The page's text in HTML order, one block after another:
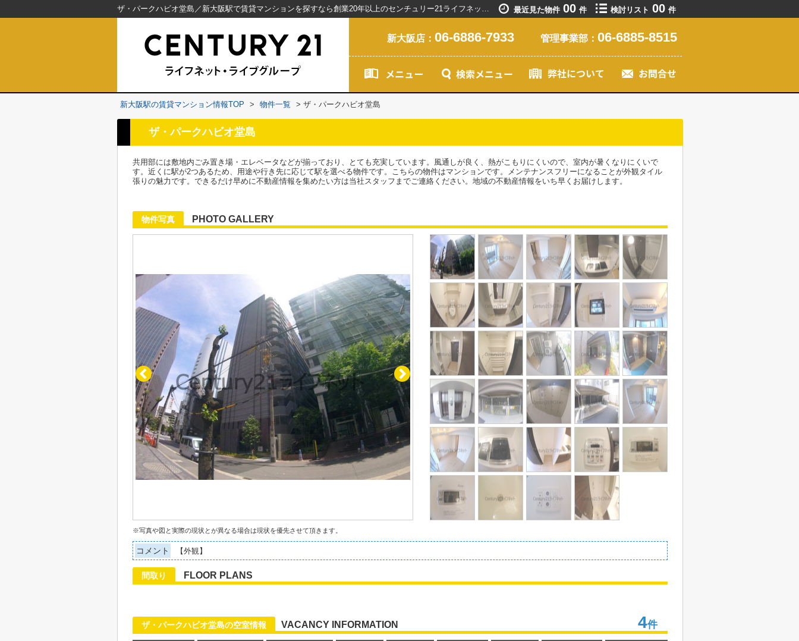
ザ・パークハビオ堂島／新大阪駅で賃貸マンションを探すなら創業20年以上のセンチュリー21ライフネット・ライブグループ 最近見た物件 00 件 検討リスト 00 件
新大阪店： 06-6886-7933 管理事業部： 06-6885-8515
新大阪駅の賃貸マンション情報TOP > 物件一覧 > ザ・パークハビオ堂島
ザ・パークハビオ堂島
共用部には敷地内ごみ置き場・エレベータなどが揃っており、とても充実しています。風通しが良く、熱がこもりにくいので、室内が暑くなりにくいで
す。近くに駅が2つあるため、用途や行き先に応じて駅を選べる物件です。こちらの物件はマンションです。メンテナンスフリーになることが外観タイル
張りの魅力です。できるだけ早めに不動産情報を集めたい方は当社スタッフまでご連絡ください。地域の不動産情報をいち早くお届けします。
物件写真 PHOTO GALLERY
※写真や図と実際の現状とが異なる場合は現状を優先させて頂きます。
コメント 【外観】
間取り FLOOR PLANS
ザ・パークハビオ堂島の空室情報 VACANCY INFORMATION 4件